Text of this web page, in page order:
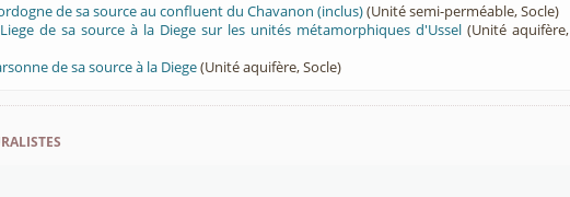
de sa source au confluent du Chavanon (inclus)(Unité semi-perméable, Socle)
de sa source à la Diege sur les unités métamorphiques d'Ussel(Unité aquifère,
de sa source à la Diege(Unité aquifère, Socle)